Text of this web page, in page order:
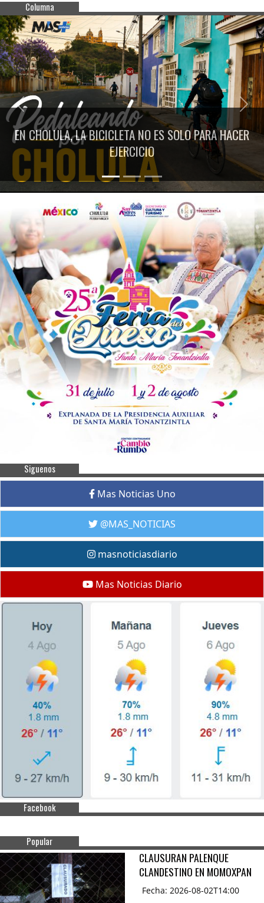
Columna
EN CHOLULA, LA BICICLETA NO ES SOLO PARA HACER
EJERCICIO
Previous Next
Siguenos
Mas Noticias Uno
@MAS_NOTICIAS
masnoticiasdiario
Mas Noticias Diario
Facebook
Popular
CLAUSURAN PALENQUE
CLANDESTINO EN MOMOXPAN
Fecha: 2026-08-02T14:00